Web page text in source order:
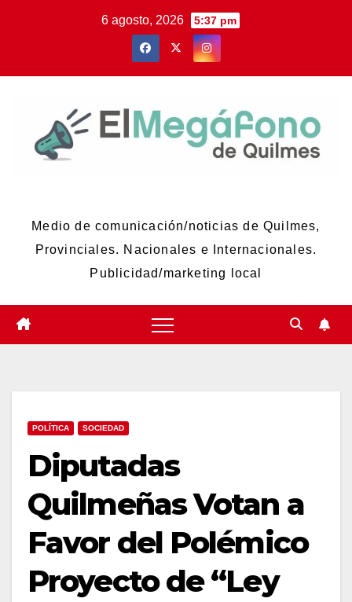
6 agosto, 2026 5:37 pm
Medio de comunicación/noticias de Quilmes,
Provinciales. Nacionales e Internacionales.
Publicidad/marketing local
POLÍTICA SOCIEDAD
Diputadas
Quilmeñas Votan a
Favor del Polémico
Proyecto de “Ley